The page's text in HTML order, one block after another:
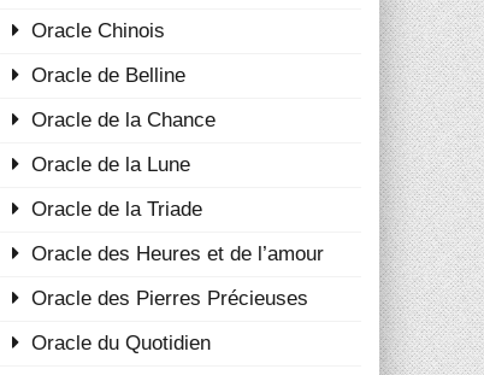
Oracle Chinois
Oracle de Belline
Oracle de la Chance
Oracle de la Lune
Oracle de la Triade
Oracle des Heures et de l’amour
Oracle des Pierres Précieuses
Oracle du Quotidien